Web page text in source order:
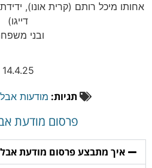
אחותו מיכל רותם (קרית אונו),
דייגו)
ובני
14.4.25
תגיות: מודעות
פרסום מודעת
איך מתבצע פרסום מודעת אבל